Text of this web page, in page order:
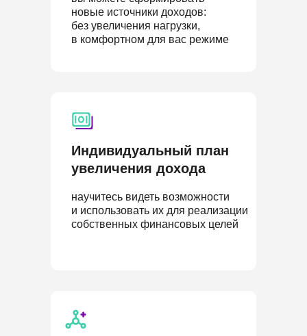
новые источники доходов:
без увеличения нагрузки,
в комфортном для вас режиме
Индивидуальный план
увеличения дохода
научитесь видеть возможности
и использовать их для реализации
собственных финансовых целей